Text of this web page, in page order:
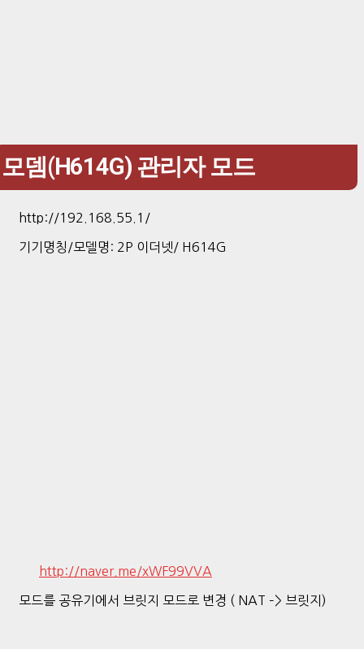
모뎀(H614G) 관리자 모드
http://192.168.55.1/
기기명칭/모델명: 2P 이더넷/ H614G
http://naver.me/xWF99VVA
모드를 공유기에서 브릿지 모드로 변경 ( NAT –> 브릿지)